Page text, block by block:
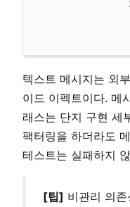
텍스트 메시지는 외
이드 이펙트이다. 메
래스는 단지 구현 세
팩터링을 하더라도
테스트는 실패하지
[팁] 비관리 의